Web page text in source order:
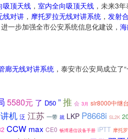
吸顶天线 ， 室内全向吸顶天线 ，未来3
线对讲 ， 摩托罗拉无线对讲系统 ， 发射
一步加强全市公安系统信息化建设，
廊无线对讲系统 ，泰安市公安局成立了
5580元 了 D50 ”推 会 3月 slr8000中继台
机 泛 江苏 一带 就 LKP P8668i SL2K
CCW max CE0 畅博通信设备手册 iPTT 摩托